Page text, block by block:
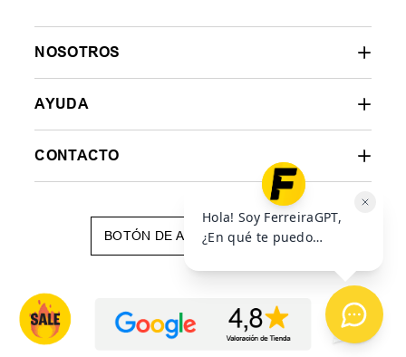
NOSOTROS
AYUDA
CONTACTO
BOTÓN DE ARREPENTIMIENTO